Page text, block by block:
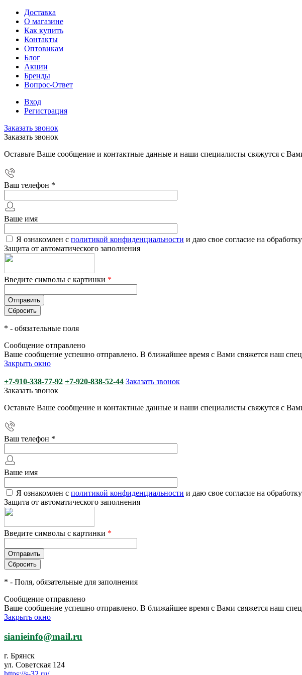
Доставка
О магазине
Как купить
Контакты
Оптовикам
Блог
Акции
Бренды
Вопрос-Ответ
Вход
Регистрация
Заказать звонок
Заказать звонок
Оставьте Ваше сообщение и контактные данные и наши специалисты свяжутся с
Ваш телефон *
Ваше имя
Я ознакомлен с политикой конфиденциальности и даю свое согласие на обработку
Защита от автоматического заполнения
Введите символы с картинки *
* - обязательные поля
Сообщение отправлено
Ваше сообщение успешно отправлено. В ближайшее время с Вами свяжется наш
Закрыть окно
+7-910-338-77-92 +7-920-838-52-44 Заказать звонок
Заказать звонок
Оставьте Ваше сообщение и контактные данные и наши специалисты свяжутся с
Ваш телефон *
Ваше имя
Я ознакомлен с политикой конфиденциальности и даю свое согласие на обработку
Защита от автоматического заполнения
Введите символы с картинки *
* - Поля, обязательные для заполнения
Сообщение отправлено
Ваше сообщение успешно отправлено. В ближайшее время с Вами свяжется наш
Закрыть окно
sianieinfo@mail.ru
г. Брянск
ул. Советская 124